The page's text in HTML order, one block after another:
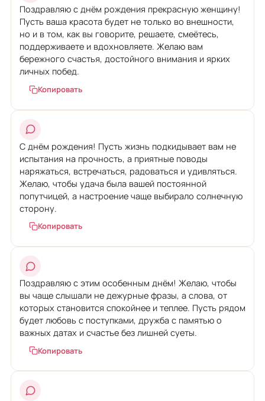
Поздравляю с днём рождения прекрасную женщину!
Пусть ваша красота будет не только во внешности,
но и в том, как вы говорите, решаете, смеётесь,
поддерживаете и вдохновляете. Желаю вам
бережного счастья, достойного внимания и ярких
личных побед.
Копировать
С днём рождения! Пусть жизнь подкидывает вам не
испытания на прочность, а приятные поводы
наряжаться, встречаться, радоваться и удивляться.
Желаю, чтобы удача была вашей постоянной
попутчицей, а настроение чаще выбирало солнечную
сторону.
Копировать
Поздравляю с этим особенным днём! Желаю, чтобы
вы чаще слышали не дежурные фразы, а слова, от
которых становится спокойнее и теплее. Пусть рядом
будет любовь с поступками, дружба с памятью о
важных датах и счастье без лишней суеты.
Копировать